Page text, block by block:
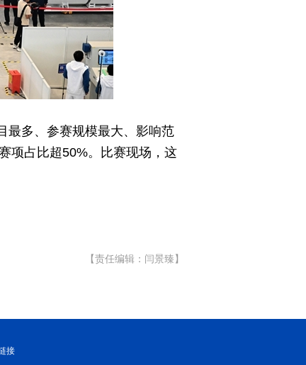
最多、参赛规模最大、影响范
项占比超50%。比赛现场，这
【责任编辑：闫景臻】
接